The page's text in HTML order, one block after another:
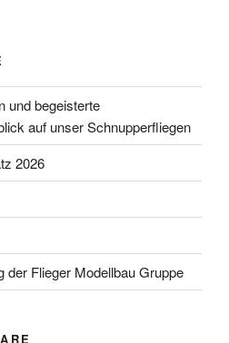
und begeisterte
auf unser Schnupperfliegen
2026
Flieger Modellbau Gruppe